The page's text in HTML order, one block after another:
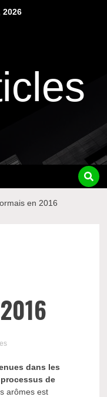
2026
en 2016
dans les
de
arômes est